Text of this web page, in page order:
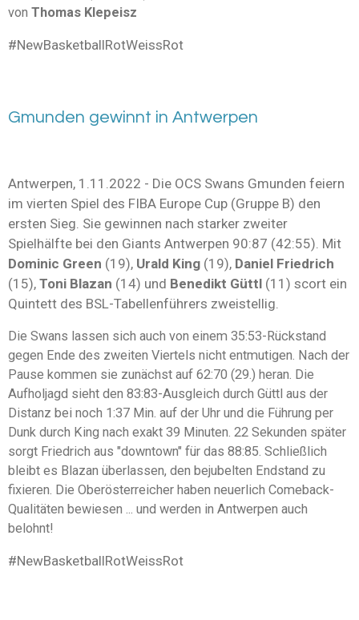
von Thomas Klepeisz
#NewBasketballRotWeissRot
Gmunden gewinnt in Antwerpen
Antwerpen, 1.11.2022 - Die OCS Swans Gmunden feiern
im vierten Spiel des FIBA Europe Cup (Gruppe B) den
ersten Sieg. Sie gewinnen nach starker zweiter
Spielhälfte bei den Giants Antwerpen 90:87 (42:55). Mit
Dominic Green (19), Urald King (19), Daniel Friedrich
(15), Toni Blazan (14) und Benedikt Güttl (11) scort ein
Quintett des BSL-Tabellenführers zweistellig.
Die Swans lassen sich auch von einem 35:53-Rückstand
gegen Ende des zweiten Viertels nicht entmutigen. Nach der
Pause kommen sie zunächst auf 62:70 (29.) heran. Die
Aufholjagd sieht den 83:83-Ausgleich durch Güttl aus der
Distanz bei noch 1:37 Min. auf der Uhr und die Führung per
Dunk durch King nach exakt 39 Minuten. 22 Sekunden später
sorgt Friedrich aus "downtown" für das 88:85. Schließlich
bleibt es Blazan überlassen, den bejubelten Endstand zu
fixieren. Die Oberösterreicher haben neuerlich Comeback-
Qualitäten bewiesen ... und werden in Antwerpen auch
belohnt!
#NewBasketballRotWeissRot